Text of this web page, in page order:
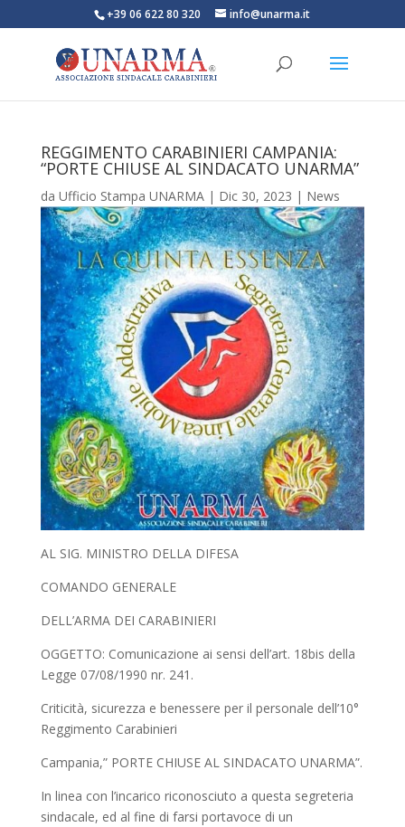
+39 06 622 80 320 info@unarma.it
REGGIMENTO CARABINIERI CAMPANIA:
“PORTE CHIUSE AL SINDACATO UNARMA”
da Ufficio Stampa UNARMA| Dic 30, 2023 | News
AL SIG. MINISTRO DELLA DIFESA
COMANDO GENERALE
DELL’ARMA DEI CARABINIERI
OGGETTO: Comunicazione ai sensi dell’art. 18bis della
Legge 07/08/1990 nr. 241.
Criticità, sicurezza e benessere per il personale dell’10°
Reggimento Carabinieri
Campania,” PORTE CHIUSE AL SINDACATO UNARMA”.
In linea con l’incarico riconosciuto a questa segreteria
sindacale, ed al fine di farsi portavoce di un